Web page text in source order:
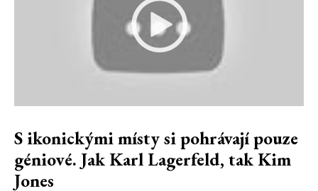
S ikonickými místy si pohrávají pouze
géniové. Jak Karl Lagerfeld, tak Kim
Jones